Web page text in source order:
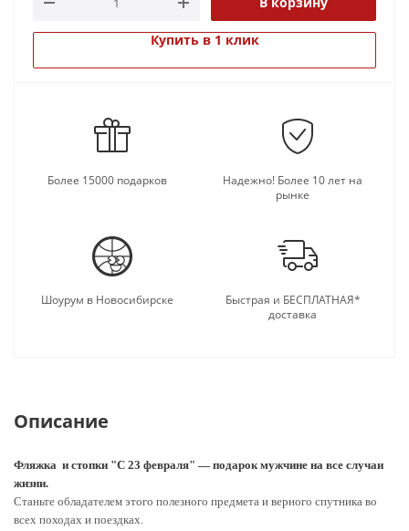
Купить в 1 клик
Более 15000 подарков
Надежно! Более 10 лет на
рынке
Шоурум в Новосибирске
Быстрая и БЕСПЛАТНАЯ*
доставка
Описание
Фляжка и стопки "С 23 февраля" — подарок мужчине на все случаи
жизни.
Станьте обладателем этого полезного предмета и верного спутника во
всех походах и поездках.